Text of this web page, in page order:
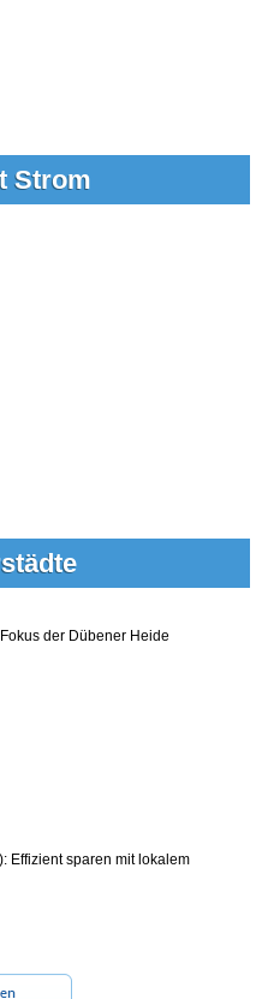
Strom
der Dübener Heide
Effizient sparen mit lokalem